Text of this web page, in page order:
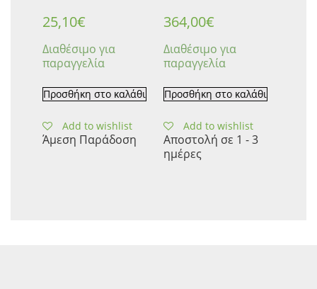
25,10€
Διαθέσιμο για
παραγγελία
Προσθήκη στο καλάθι
Add to wishlist
Άμεση Παράδοση
364,00€
Διαθέσιμο για
παραγγελία
Προσθήκη στο καλάθι
Add to wishlist
Αποστολή σε 1 - 3
ημέρες